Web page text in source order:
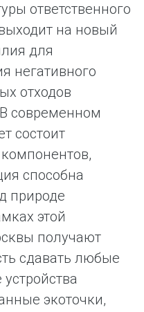
ответственного
на новый
для
негативного
отходов
современном
состоит
способна
природе
этой
получают
сдавать любые
экоточки,